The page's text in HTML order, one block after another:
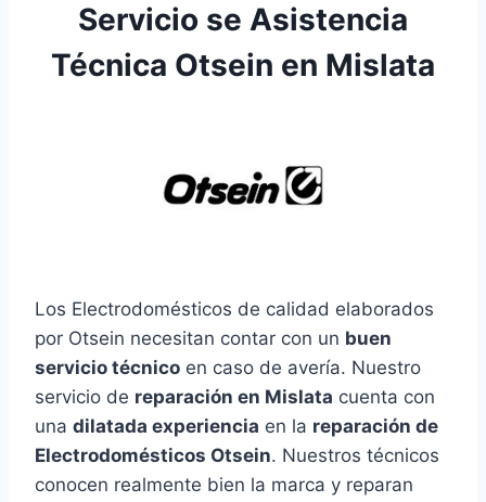
Servicio se Asistencia
Técnica Otsein en Mislata
Los Electrodomésticos de calidad elaborados
por Otsein necesitan contar con un buen
servicio técnico en caso de avería. Nuestro
servicio de reparación en Mislata cuenta con
una dilatada experiencia en la reparación de
Electrodomésticos Otsein. Nuestros técnicos
conocen realmente bien la marca y reparan